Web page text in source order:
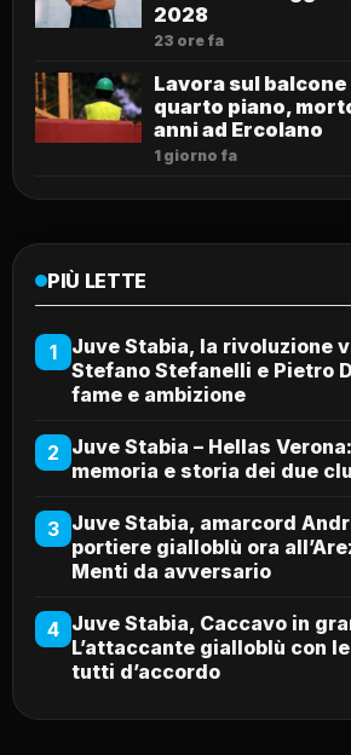
2028
23 ore fa
Lavora sul
quarto piano,
anni ad Ercolano
1 giorno fa
PIÙ LETTE
1
Juve Stabia, la rivoluzione
Stefano Stefanelli e Pietro
fame e ambizione
2 Juve Stabia – Hellas
memoria e storia dei due
3 Juve Stabia, amarcord
portiere gialloblù ora
Menti da avversario
4 Juve Stabia, Caccavo in
L’attaccante gialloblù con
tutti d’accordo